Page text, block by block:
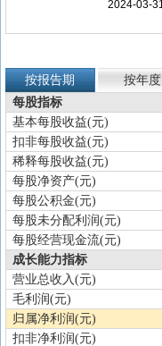
按报告期 按年度
每股指标
基本每股收益(元)
扣非每股收益(元)
稀释每股收益(元)
每股净资产(元)
每股公积金(元)
每股未分配利润(元)
每股经营现金流(元)
成长能力指标
营业总收入(元)
毛利润(元)
归属净利润(元)
扣非净利润(元)